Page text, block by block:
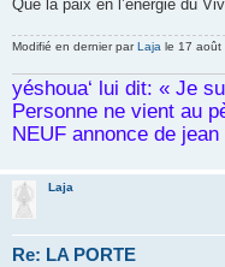
Que la paix en l’énergie du
Modifié en dernier parLaja le 17 août
yéshoua‘ lui dit: « Je
Personne ne vient au
NEUF annonce de jean
Laja
Re: LA PORTE